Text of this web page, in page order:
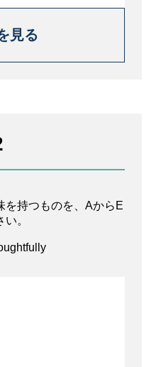
見る
を持つものを、AからE
。